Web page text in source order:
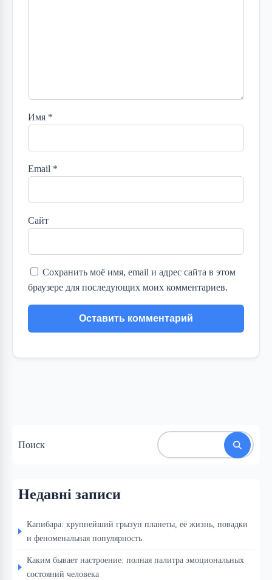
Имя *
Email *
Сайт
Сохранить моё имя, email и адрес сайта в этом
браузере для последующих моих комментариев.
Поиск
Недавні записи
Капибара: крупнейший грызун планеты, её жизнь, повадки
и феноменальная популярность
Каким бывает настроение: полная палитра эмоциональных
состояний человека